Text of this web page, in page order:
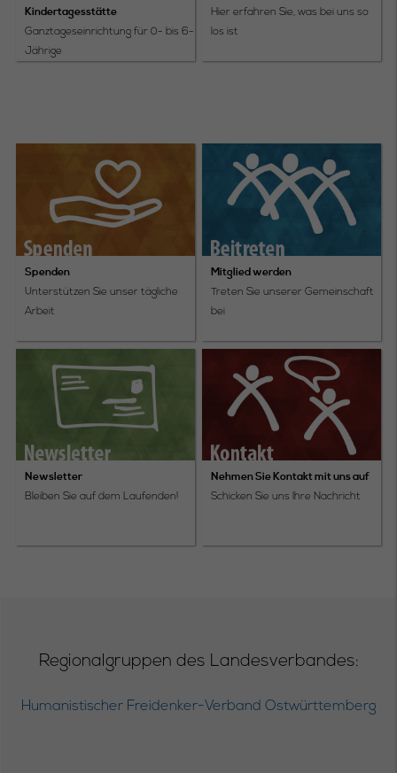
Kindertagesstätte
Ganztageseinrichtung für 0- bis 6-
Jährige
Hier erfahren Sie, was bei uns so
los ist
Spenden
Unterstützen Sie unser tägliche
Arbeit
Mitglied werden
Treten Sie unserer Gemeinschaft
bei
Newsletter
Bleiben Sie auf dem Laufenden!
Nehmen Sie Kontakt mit uns auf
Schicken Sie uns Ihre Nachricht
Regionalgruppen des Landesverbandes:
Humanistischer Freidenker-Verband Ostwürttemberg